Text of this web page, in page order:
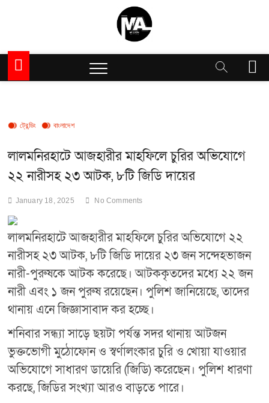
Million Articles
M
e
ট্রেন্ডিং বাংলাদেশ
লালমনিরহাটে আজহারীর মাহফিলে চুরির অভিযোগে
২২ নারীসহ ২৩ আটক, ৮টি জিডি দায়ের
January 18, 2025 No Comments
লালমনিরহাটে আজহারীর মাহফিলে চুরির অভিযোগে ২২
নারীসহ ২৩ আটক, ৮টি জিডি দায়ের ২৩ জন সন্দেহভাজন
নারী-পুরুষকে আটক করেছে। আটককৃতদের মধ্যে ২২ জন
নারী এবং ১ জন পুরুষ রয়েছেন। পুলিশ জানিয়েছে, তাদের
থানায় এনে জিজ্ঞাসাবাদ কর হচ্ছে।
শনিবার সন্ধ্যা সাড়ে ছয়টা পর্যন্ত সদর থানায় আটজন
ভুক্তভোগী মুঠোফোন ও স্বর্ণালংকার চুরি ও খোয়া যাওয়ার
অভিযোগে সাধারণ ডায়েরি (জিডি) করেছেন। পুলিশ ধারণা
করছে, জিডির সংখ্যা আরও বাড়তে পারে।